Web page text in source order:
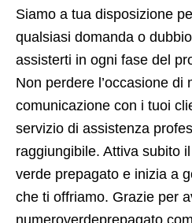
Siamo a tua disposizione
qualsiasi domanda o
assisterti in ogni fase del
Non perdere l’occasione di
comunicazione con i tuoi
servizio di assistenza
raggiungibile. Attiva subito
verde prepagato e inizia a
che ti offriamo. Grazie per